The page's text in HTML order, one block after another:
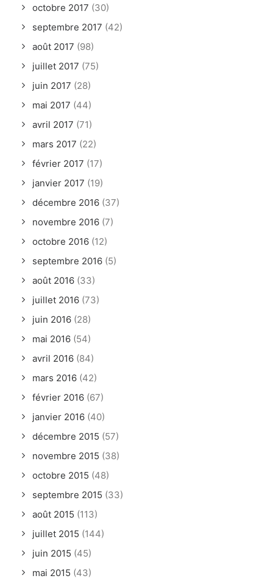
octobre 2017 (30)
septembre 2017 (42)
août 2017 (98)
juillet 2017 (75)
juin 2017 (28)
mai 2017 (44)
avril 2017 (71)
mars 2017 (22)
février 2017 (17)
janvier 2017 (19)
décembre 2016 (37)
novembre 2016 (7)
octobre 2016 (12)
septembre 2016 (5)
août 2016 (33)
juillet 2016 (73)
juin 2016 (28)
mai 2016 (54)
avril 2016 (84)
mars 2016 (42)
février 2016 (67)
janvier 2016 (40)
décembre 2015 (57)
novembre 2015 (38)
octobre 2015 (48)
septembre 2015 (33)
août 2015 (113)
juillet 2015 (144)
juin 2015 (45)
mai 2015 (43)